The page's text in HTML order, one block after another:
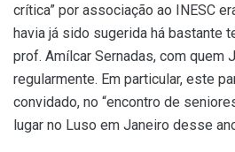
crítica” por associação ao INESC
havia já sido sugerida há bastante
prof. Amílcar Sernadas, com quem
regularmente. Em particular, este
convidado, no “encontro de
lugar no Luso em Janeiro desse